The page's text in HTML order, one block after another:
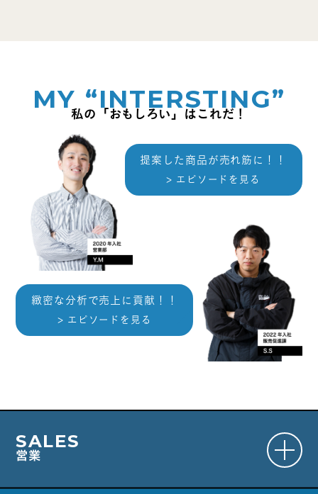
会社紹介
WORKS
MEMBER
BRAND
ENVIRONMENT
選考について・エントリー
NEWS
MY “INTERSTING”
私の「おもしろい」はこれだ！
提案した商品が売れ筋に！！
エピソードを見る
緻密な分析で売上に貢献！！
エピソードを見る
SALES
営業